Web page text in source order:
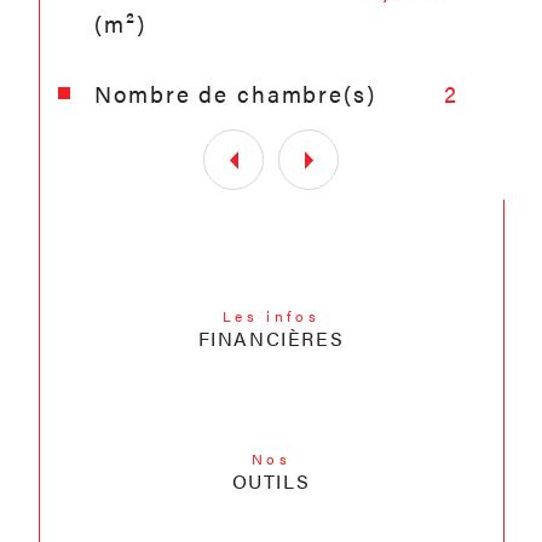
(m²)
Nombre de chambre(s) 2
Les infos
FINANCIÈRES
Nos
OUTILS